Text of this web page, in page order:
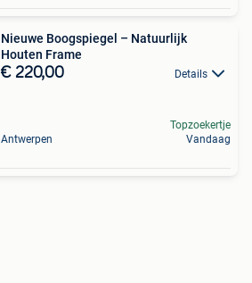
Nieuwe Boogspiegel – Natuurlijk
Houten Frame
€ 220,00 Details
Antwerpen
Topzoekertje
Vandaag